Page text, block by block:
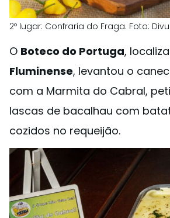
2º lugar: Confraria do Fraga. Foto:
O Boteco do Portuga,
Fluminense, levantou o
com a Marmita do Cabral,
lascas de bacalhau com
cozidos no requeijão.